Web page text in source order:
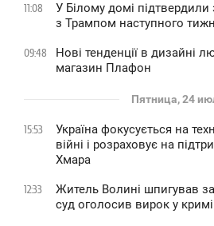
11:08
У Білому домі підтвердили
з Трампом наступного
09:48
Нові тенденції в дизайні
магазин Плафон
Пятница, 24
15:53
Україна фокусується на
війні і розраховує на
Хмара
12:33
Житель Волині шпигував
суд оголосив вирок у